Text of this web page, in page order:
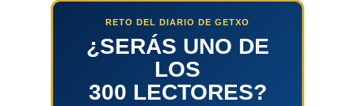
RETO DEL DIARIO DE GETXO
¿SERÁS UNO DE
LOS
300 LECTORES?